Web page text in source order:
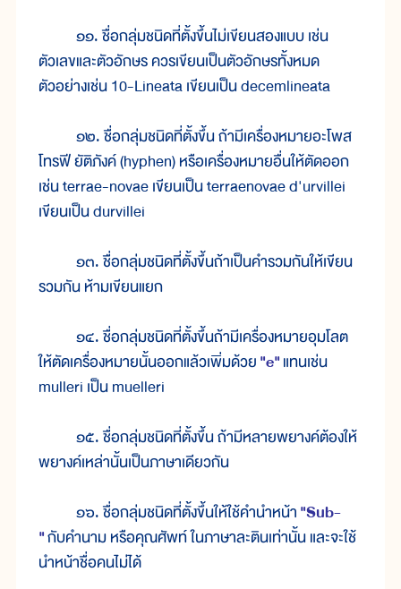
๑๑. ชื่อกลุ่มชนิดที่ตั้งขึ้นไม่เขียนสองแบบ เช่น
ตัวเลขและตัวอักษร ควรเขียนเป็นตัวอักษรทั้งหมด
ตัวอย่างเช่น 10-Lineata เขียนเป็น decemlineata
๑๒. ชื่อกลุ่มชนิดที่ตั้งขึ้น ถ้ามีเครื่องหมายอะโพส
โทรฟี ยัติภังค์ (hyphen) หรือเครื่องหมายอื่นให้ตัดออก
เช่น terrae-novae เขียนเป็น terraenovae d'urvillei
เขียนเป็น durvillei
๑๓. ชื่อกลุ่มชนิดที่ตั้งขึ้นถ้าเป็นคำรวมกันให้เขียน
รวมกัน ห้ามเขียนแยก
๑๔. ชื่อกลุ่มชนิดที่ตั้งขึ้นถ้ามีเครื่องหมายอุมโลต
ให้ตัดเครื่องหมายนั้นออกแล้วเพิ่มด้วย"e"แทนเช่น
mulleri เป็น muelleri
๑๕. ชื่อกลุ่มชนิดที่ตั้งขึ้น ถ้ามีหลายพยางค์ต้องให้
พยางค์เหล่านั้นเป็นภาษาเดียวกัน
๑๖. ชื่อกลุ่มชนิดที่ตั้งขึ้นให้ใช้คำนำหน้า"Sub-
"กับคำนาม หรือคุณศัพท์ ในภาษาละตินเท่านั้น และจะใช้
นำหน้าชื่อคนไม่ได้